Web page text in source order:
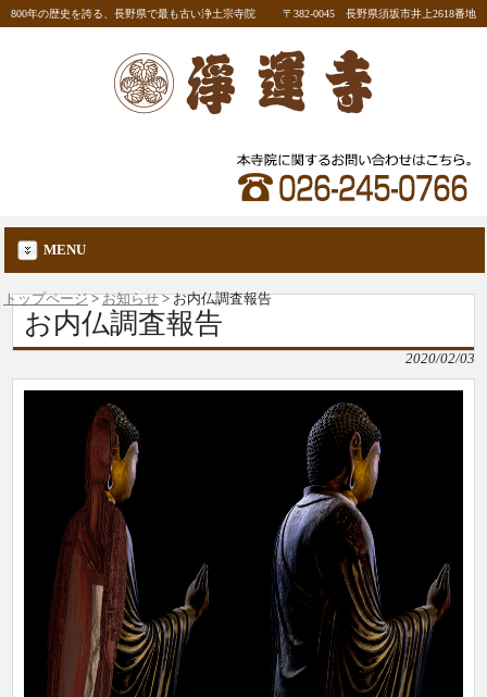
800年の歴史を誇る、長野県で最も古い浄土宗寺院 〒382-0045 長野県須坂市井上2618番地
MENU
トップページ>お知らせ>お内仏調査報告
お内仏調査報告
2020/02/03